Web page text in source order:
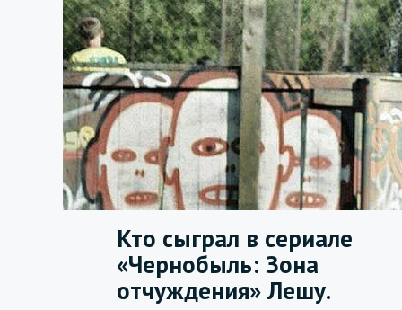
Кто сыграл в сериале
«Чернобыль: Зона
отчуждения» Лешу.